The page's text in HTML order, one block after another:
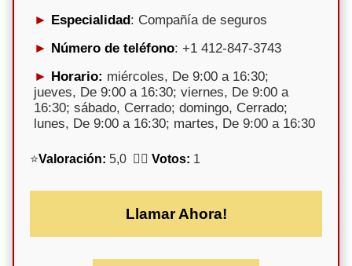
Especialidad: Compañía de seguros
Número de teléfono: +1 412-847-3743
Horario: miércoles, De 9:00 a 16:30;
jueves, De 9:00 a 16:30; viernes, De 9:00 a
16:30; sábado, Cerrado; domingo, Cerrado;
lunes, De 9:00 a 16:30; martes, De 9:00 a 16:30
⭐Valoración: 5,0 🕵️‍♀️ Votos: 1
Llamar Ahora!